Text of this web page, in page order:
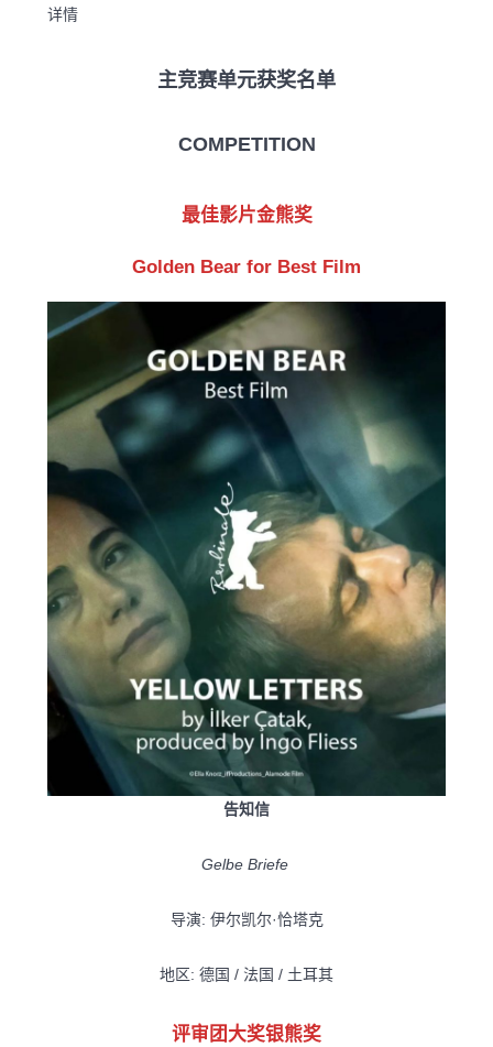
详情
主竞赛单元获奖名单
COMPETITION
最佳影片金熊奖
Golden Bear for Best Film
告知信
Gelbe Briefe
导演: 伊尔凯尔·恰塔克
地区: 德国 / 法国 / 土耳其
评审团大奖银熊奖